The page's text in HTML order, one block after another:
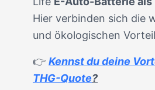
Hier verbinden sich die
und ökologischen
👉 Kennst du deine
THG-Quote?